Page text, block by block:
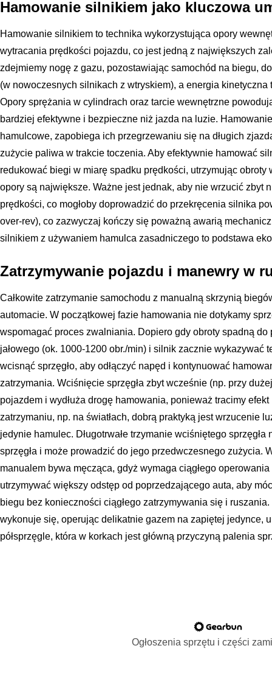
Hamowanie silnikiem jako kluczowa
Hamowanie silnikiem to technika wykorzystująca opory
wytracania prędkości pojazdu, co jest jedną z największych
zdejmiemy nogę z gazu, pozostawiając samochód na biegu,
(w nowoczesnych silnikach z wtryskiem), a energia
Opory sprężania w cylindrach oraz tarcie wewnętrzne
bardziej efektywne i bezpieczne niż jazda na luzie.
hamulcowe, zapobiega ich przegrzewaniu się na długich
zużycie paliwa w trakcie toczenia. Aby efektywnie hamować
redukować biegi w miarę spadku prędkości, utrzymując
opory są największe. Ważne jest jednak, aby nie wrzucić zbyt
prędkości, co mogłoby doprowadzić do przekręcenia silnika
over-rev), co zazwyczaj kończy się poważną awarią
silnikiem z używaniem hamulca zasadniczego to podstawa
Zatrzymywanie pojazdu i manewry w
Całkowite zatrzymanie samochodu z manualną skrzynią
automacie. W początkowej fazie hamowania nie dotykamy
wspomagać proces zwalniania. Dopiero gdy obroty spadną
jałowego (ok. 1000-1200 obr./min) i silnik zacznie wykazywać
wcisnąć sprzęgło, aby odłączyć napęd i kontynuować
zatrzymania. Wciśnięcie sprzęgła zbyt wcześnie (np. przy
pojazdem i wydłuża drogę hamowania, ponieważ tracimy
zatrzymaniu, np. na światłach, dobrą praktyką jest wrzucenie
jedynie hamulec. Długotrwałe trzymanie wciśniętego
sprzęgła i może prowadzić do jego przedwczesnego zużycia.
manualem bywa męcząca, gdyż wymaga ciągłego
utrzymywać większy odstęp od poprzedzającego auta, aby
biegu bez konieczności ciągłego zatrzymywania się i
wykonuje się, operując delikatnie gazem na zapiętej jedynce,
półsprzęgle, która w korkach jest główną przyczyną palenia
Ogłoszenia sprzętu i części